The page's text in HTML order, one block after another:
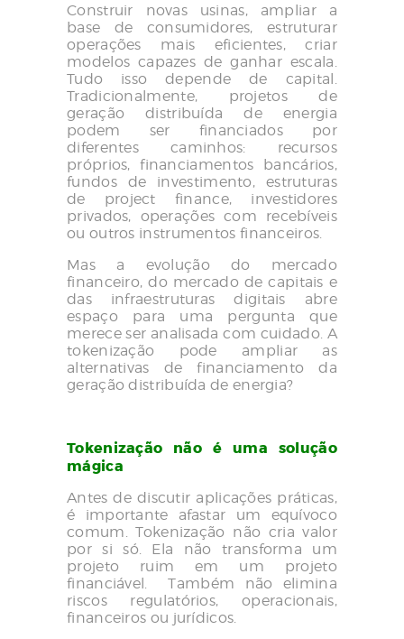
Construir novas usinas, ampliar a
base de consumidores, estruturar
operações mais eficientes, criar
modelos capazes de ganhar escala.
Tudo isso depende de capital.
Tradicionalmente, projetos de
geração distribuída de energia
podem ser financiados por
diferentes caminhos: recursos
próprios, financiamentos bancários,
fundos de investimento, estruturas
de project finance, investidores
privados, operações com recebíveis
ou outros instrumentos financeiros.
Mas a evolução do mercado
financeiro, do mercado de capitais e
das infraestruturas digitais abre
espaço para uma pergunta que
merece ser analisada com cuidado. A
tokenização pode ampliar as
alternativas de financiamento da
geração distribuída de energia?
Tokenização não é uma solução
mágica
Antes de discutir aplicações práticas,
é importante afastar um equívoco
comum. Tokenização não cria valor
por si só. Ela não transforma um
projeto ruim em um projeto
financiável. Também não elimina
riscos regulatórios, operacionais,
financeiros ou jurídicos.